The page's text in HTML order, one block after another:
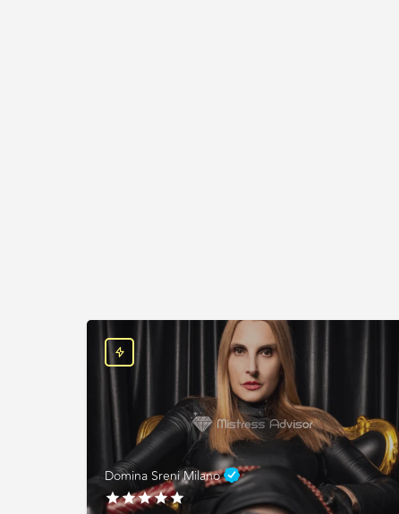
Domina Sreni Milano